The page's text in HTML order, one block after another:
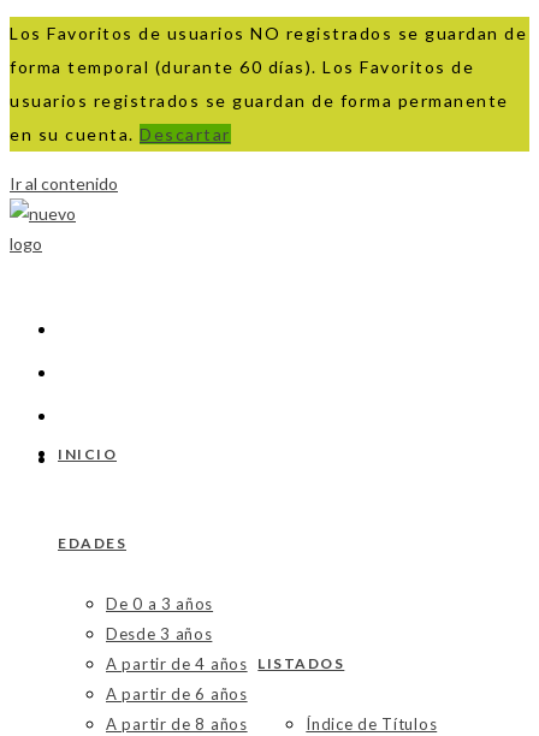
Los Favoritos de usuarios NO registrados se guardan de
forma temporal (durante 60 días). Los Favoritos de
usuarios registrados se guardan de forma permanente
en su cuenta. Descartar
Ir al contenido
INICIO
EDADES
De 0 a 3 años
Desde 3 años
A partir de 4 años
A partir de 6 años
A partir de 8 años
LISTADOS
Índice de Títulos